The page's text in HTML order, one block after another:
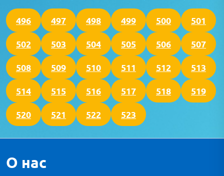
496 497 498 499 500 501
502 503 504 505 506 507
508 509 510 511 512 513
514 515 516 517 518 519
520 521 522 523
О нас